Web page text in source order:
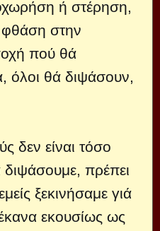
ή στέρηση,
φθάση στην
πού θά
όλοι θά διψάσουν,
δεν είναι τόσο
διψάσουμε, πρέπει
ξεκινήσαμε γιά
εκουσίως ως